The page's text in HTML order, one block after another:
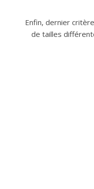
Enfin, dernier
de tailles